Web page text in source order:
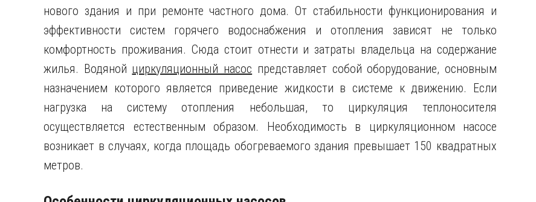
нового здания и при ремонте частного дома. От стабильности функционирования и
эффективности систем горячего водоснабжения и отопления зависят не только
комфортность проживания. Сюда стоит отнести и затраты владельца на содержание
жилья. Водяной циркуляционный насос представляет собой оборудование, основным
назначением которого является приведение жидкости в системе к движению. Если
нагрузка на систему отопления небольшая, то циркуляция теплоносителя
осуществляется естественным образом. Необходимость в циркуляционном насосе
возникает в случаях, когда площадь обогреваемого здания превышает 150 квадратных
метров.